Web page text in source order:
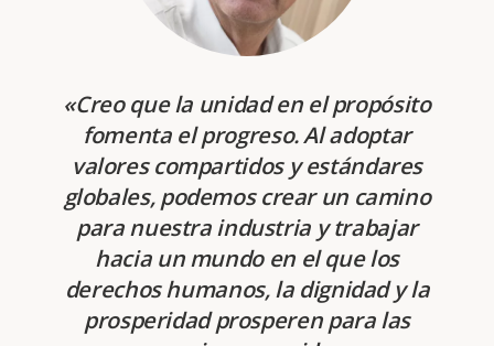
«Creo que la unidad en el propósito
fomenta el progreso. Al adoptar
valores compartidos y estándares
globales, podemos crear un camino
para nuestra industria y trabajar
hacia un mundo en el que los
derechos humanos, la dignidad y la
prosperidad prosperen para las